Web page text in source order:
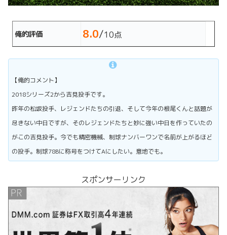
俺的評価 8.0/10点
【俺的コメント】
2018シリーズ2から吉見投手です。
昨年の松坂投手、レジェンドたちの引退、そして今年の根尾くんと話題が
尽きない中日ですが、そのレジェンドたちと妙に強い中日を作っていたの
がこの吉見投手。今でも精密機械、制球ナンバーワンで名前が上がるほど
の投手。制球78Bに称号をつけてAにしたい。意地でも。
スポンサーリンク